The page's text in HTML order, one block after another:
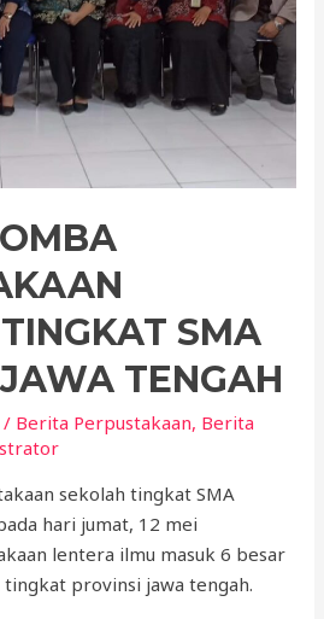
SMA
TENGAH
/ Berita Perpustakaan, Berita
sekolah tingkat SMA
hari jumat, 12 mei
lentera ilmu masuk 6 besar
provinsi jawa tengah.